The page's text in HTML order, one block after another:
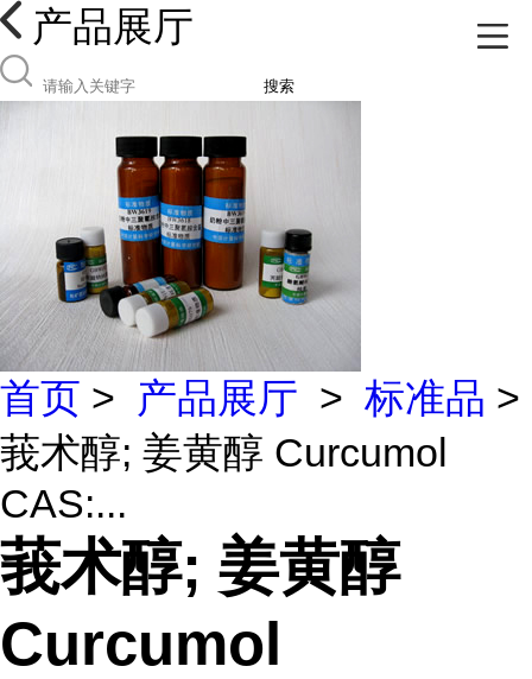
产品展厅
搜索
首页 > 产品展厅 > 标准品 >
莪术醇; 姜黄醇 Curcumol
CAS:...
莪术醇; 姜黄醇
Curcumol